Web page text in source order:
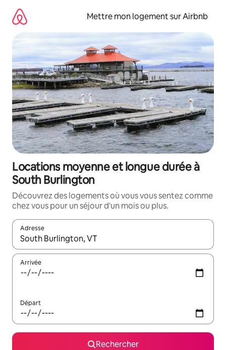
directement
contenu
Mettre mon logement sur Airbnb
Locations moyenne et longue durée à
South Burlington
Découvrez des logements où vous vous sentez comme
chez vous pour un séjour d'un mois ou plus.
Adresse
Lorsque les résultats s'affichent, utilisez les flèches vers le
Arrivée
Départ
Rechercher